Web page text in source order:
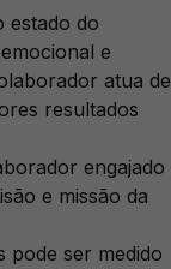
estado do
e
atua de
resultados
engajado
e missão da
pode ser medido